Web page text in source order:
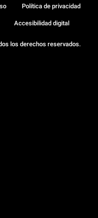
los derechos reservados.
Política de privacidad
Accesibilidad digital